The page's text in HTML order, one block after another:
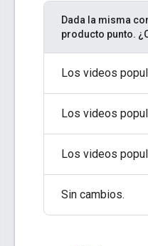
Dada la misma
producto punto.
Los videos
Los videos
Los videos
Sin cambios.